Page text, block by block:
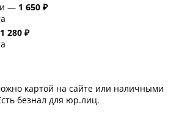
— 1 650 ₽
1 280 ₽
картой на сайте или наличными
безнал для юр.лиц.